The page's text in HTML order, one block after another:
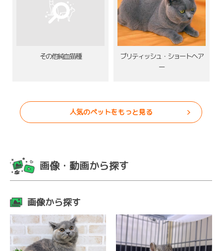
その他純血猫種
ブリティッシュ・ショートヘア
ー
人気のペットをもっと見る
画像・動画から探す
画像から探す